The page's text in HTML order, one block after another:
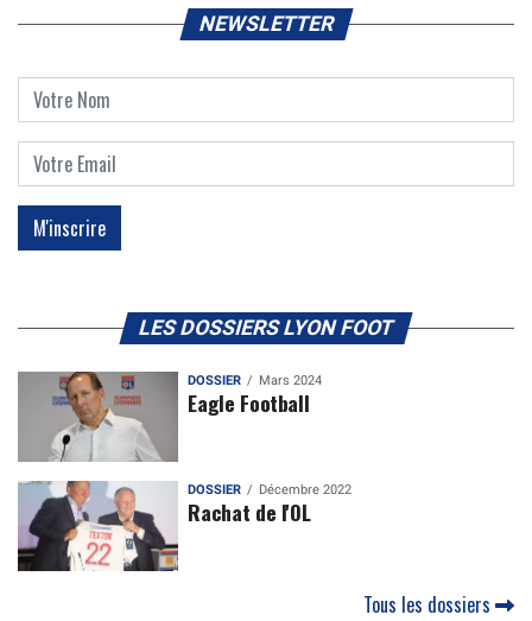
NEWSLETTER
LES DOSSIERS LYON FOOT
DOSSIER Mars 2024
Eagle Football
DOSSIER Décembre 2022
Rachat de l'OL
Tous les dossiers